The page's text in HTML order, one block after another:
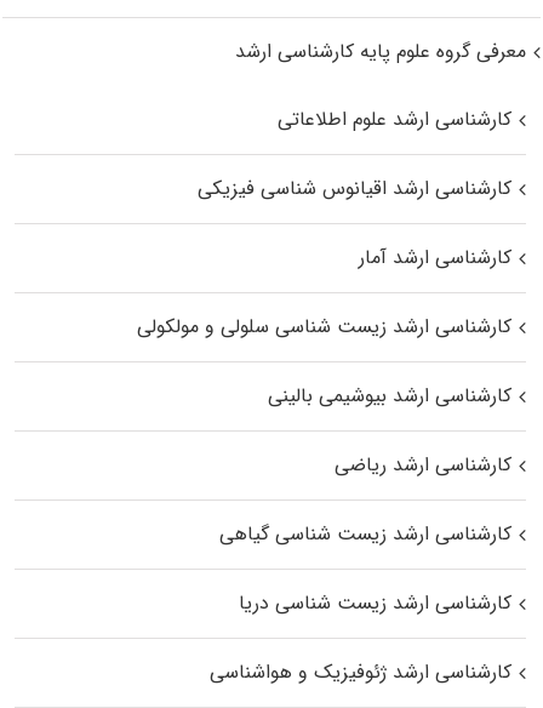
معرفی گروه علوم پایه کارشناسی ارشد
کارشناسی ارشد علوم اطلاعاتی
کارشناسی ارشد اقیانوس‌ شناسی فیزیکی
کارشناسی ارشد آمار
کارشناسی ارشد زیست شناسی سلولی و مولکولی
کارشناسی ارشد بیوشیمی بالینی
کارشناسی ارشد ریاضی
کارشناسی ارشد زیست‌ شناسی گیاهی
کارشناسی ارشد زیست‌ شناسی دریا
کارشناسی ارشد ژئوفیزیک و هواشناسی